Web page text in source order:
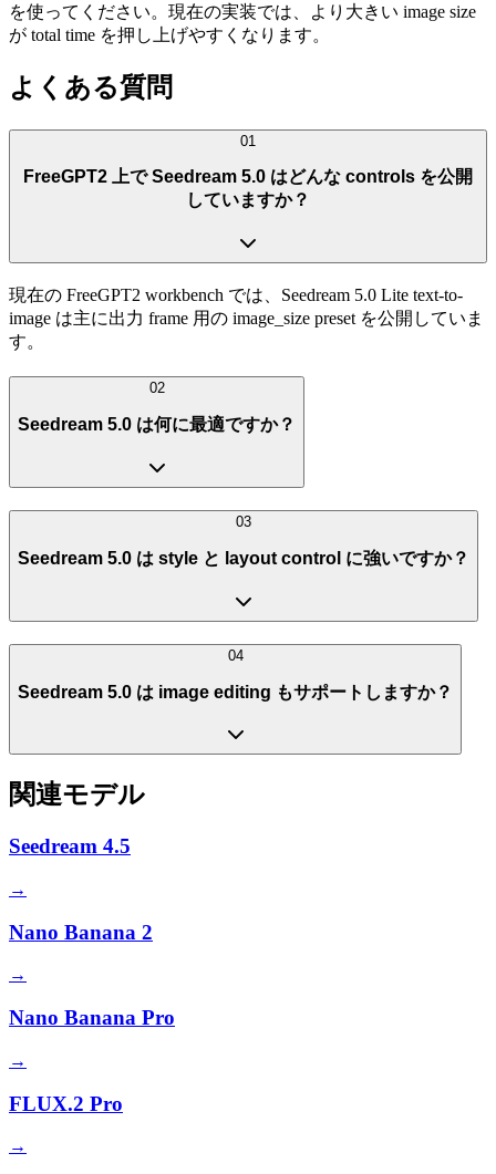
を使ってください。現在の実装では、より大きい image size
が total time を押し上げやすくなります。
よくある質問
01
FreeGPT2 上で Seedream 5.0 はどんな controls を公開
していますか？
現在の FreeGPT2 workbench では、Seedream 5.0 Lite text-to-
image は主に出力 frame 用の image_size preset を公開していま
す。
02
Seedream 5.0 は何に最適ですか？
03
Seedream 5.0 は style と layout control に強いですか？
04
Seedream 5.0 は image editing もサポートしますか？
関連モデル
Seedream 4.5
→
Nano Banana 2
→
Nano Banana Pro
→
FLUX.2 Pro
→